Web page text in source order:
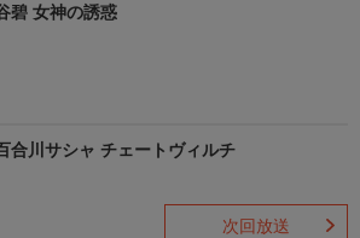
碧 女神の誘惑
合川サシャ チェートヴィルチ
次回放送